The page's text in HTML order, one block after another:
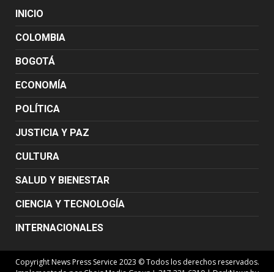
INICIO
COLOMBIA
BOGOTÁ
ECONOMÍA
POLÍTICA
JUSTICIA Y PAZ
CULTURA
SALUD Y BIENESTAR
CIENCIA Y TECNOLOGÍA
INTERNACIONALES
Copyright News Press Service 2023 © Todos los derechos reservados.